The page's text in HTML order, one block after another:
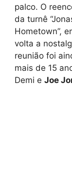
palco. O
da turnê
Hometown”,
volta a
reunião foi
mais de 15
Demi e Joe